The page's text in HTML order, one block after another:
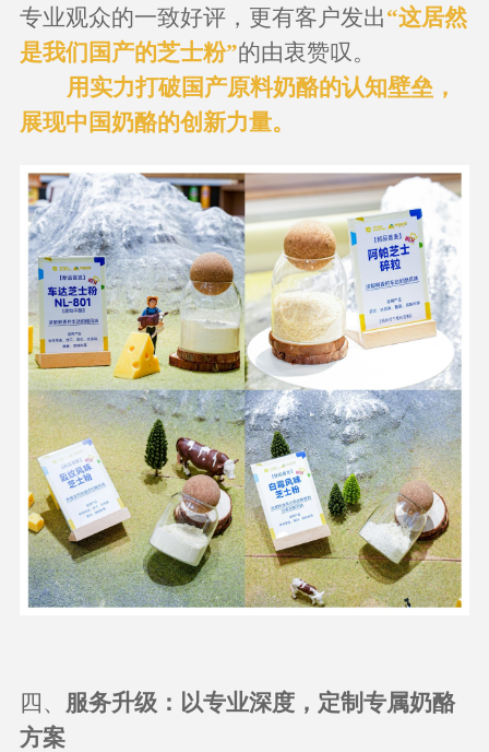
专业观众的一致好评，更有客户发出“这居然
是我们国产的芝士粉”的由衷赞叹。
用实力打破国产原料奶酪的认知壁垒，
展现中国奶酪的创新力量。
四、 服务升级 ： 以专业深度，定制专属奶酪
方案